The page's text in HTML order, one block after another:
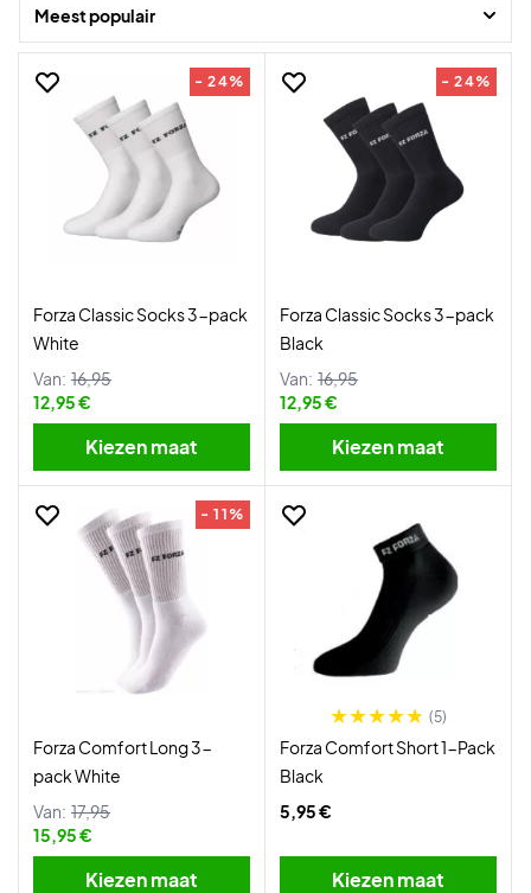
Meest populair
- 24%
Forza Classic Socks 3-pack
White
Van: 16,95
12,95 €
Kiezen maat
- 24%
Forza Classic Socks 3-pack
Black
Van: 16,95
12,95 €
Kiezen maat
- 11%
Forza Comfort Long 3-
pack White
Van: 17,95
15,95 €
Kiezen maat
(5)
Forza Comfort Short 1-Pack
Black
5,95 €
Kiezen maat